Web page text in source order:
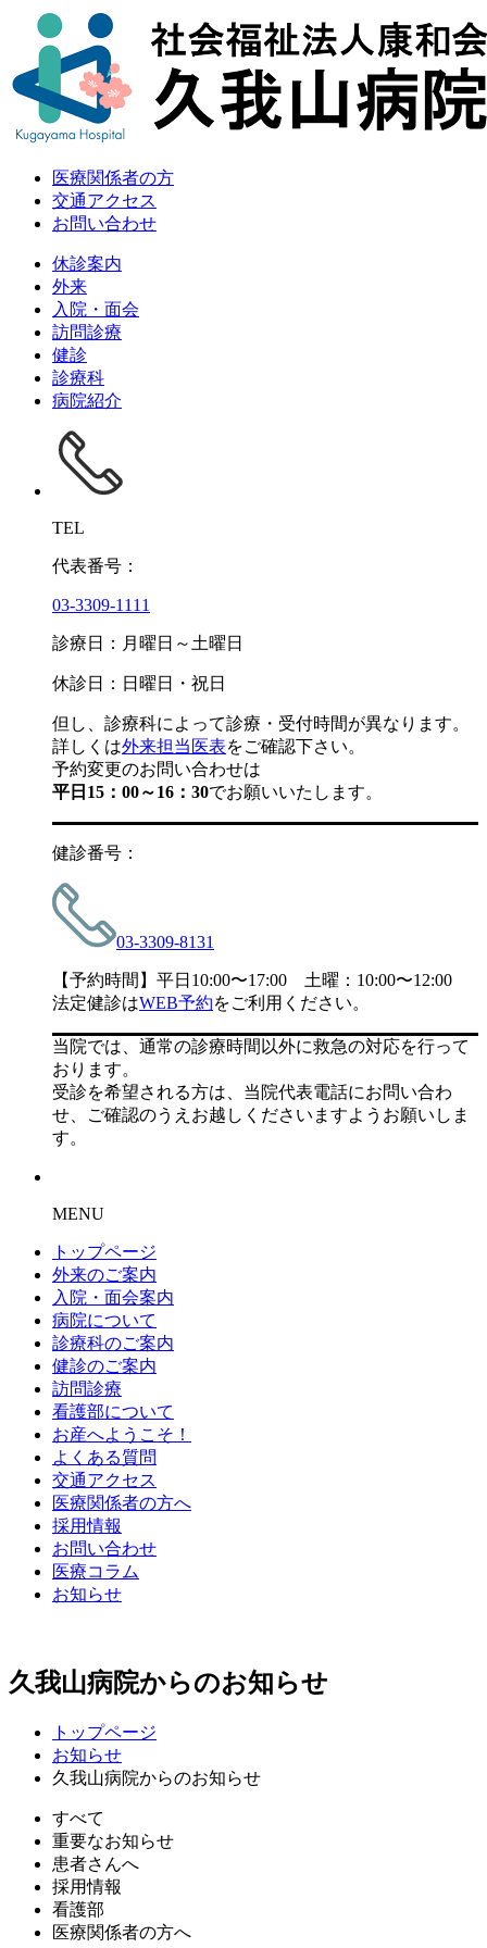
医療関係者の方
交通アクセス
お問い合わせ
休診案内
外来
入院・面会
訪問診療
健診
診療科
病院紹介
TEL
代表番号：
03-3309-1111
診療日：月曜日～土曜日
休診日：日曜日・祝日
但し、診療科によって診療・受付時間が異なります。
詳しくは外来担当医表をご確認下さい。
予約変更のお問い合わせは
平日15：00～16：30でお願いいたします。
健診番号：
03-3309-8131
【予約時間】平日10:00〜17:00 土曜：10:00〜12:00
法定健診はWEB予約をご利用ください。
当院では、通常の診療時間以外に救急の対応を行って
おります。
受診を希望される方は、当院代表電話にお問い合わ
せ、ご確認のうえお越しくださいますようお願いしま
す。
MENU
トップページ
外来のご案内
入院・面会案内
病院について
診療科のご案内
健診のご案内
訪問診療
看護部について
お産へようこそ！
よくある質問
交通アクセス
医療関係者の方へ
採用情報
お問い合わせ
医療コラム
お知らせ
久我山病院からのお知らせ
トップページ
お知らせ
久我山病院からのお知らせ
すべて
重要なお知らせ
患者さんへ
採用情報
看護部
医療関係者の方へ